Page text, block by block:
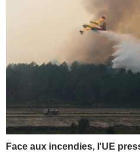
Face aux incendies, l'UE